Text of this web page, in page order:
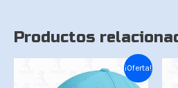
Productos
¡Oferta!
precio